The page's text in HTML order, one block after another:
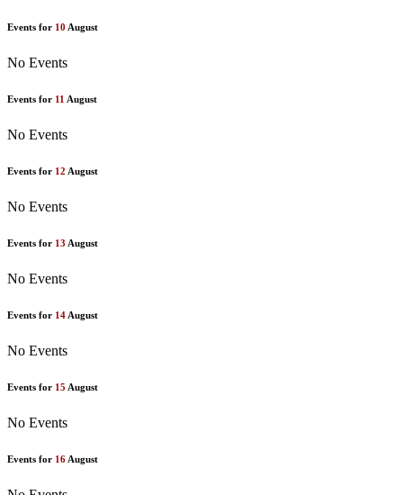
Events for 10 August
No Events
Events for 11 August
No Events
Events for 12 August
No Events
Events for 13 August
No Events
Events for 14 August
No Events
Events for 15 August
No Events
Events for 16 August